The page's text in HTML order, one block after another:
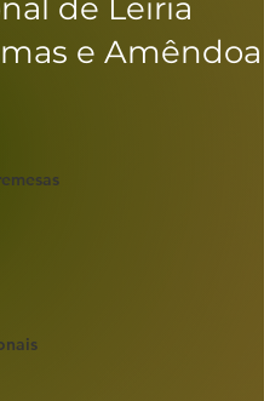
de Leiria
e Amêndoa